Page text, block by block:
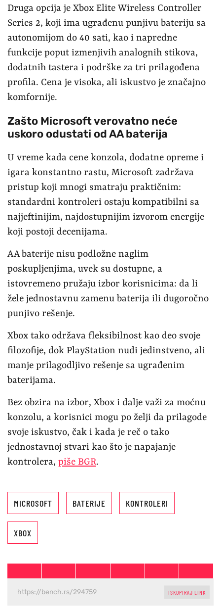
Druga opcija je Xbox Elite Wireless Controller
Series 2, koji ima ugrađenu punjivu bateriju sa
autonomijom do 40 sati, kao i napredne
funkcije poput izmenjivih analognih stikova,
dodatnih tastera i podrške za tri prilagođena
profila. Cena je visoka, ali iskustvo je značajno
komfornije.
Zašto Microsoft verovatno neće
uskoro odustati od AA baterija
U vreme kada cene konzola, dodatne opreme i
igara konstantno rastu, Microsoft zadržava
pristup koji mnogi smatraju praktičnim:
standardni kontroleri ostaju kompatibilni sa
najjeftinijim, najdostupnijim izvorom energije
koji postoji decenijama.
AA baterije nisu podložne naglim
poskupljenjima, uvek su dostupne, a
istovremeno pružaju izbor korisnicima: da li
žele jednostavnu zamenu baterija ili dugoročno
punjivo rešenje.
Xbox tako održava fleksibilnost kao deo svoje
filozofije, dok PlayStation nudi jedinstveno, ali
manje prilagodljivo rešenje sa ugrađenim
baterijama.
Bez obzira na izbor, Xbox i dalje važi za moćnu
konzolu, a korisnici mogu po želji da prilagode
svoje iskustvo, čak i kada je reč o tako
jednostavnoj stvari kao što je napajanje
kontrolera, piše BGR.
MICROSOFT BATERIJE KONTROLERI
XBOX
ISKOPIRAJ LINK